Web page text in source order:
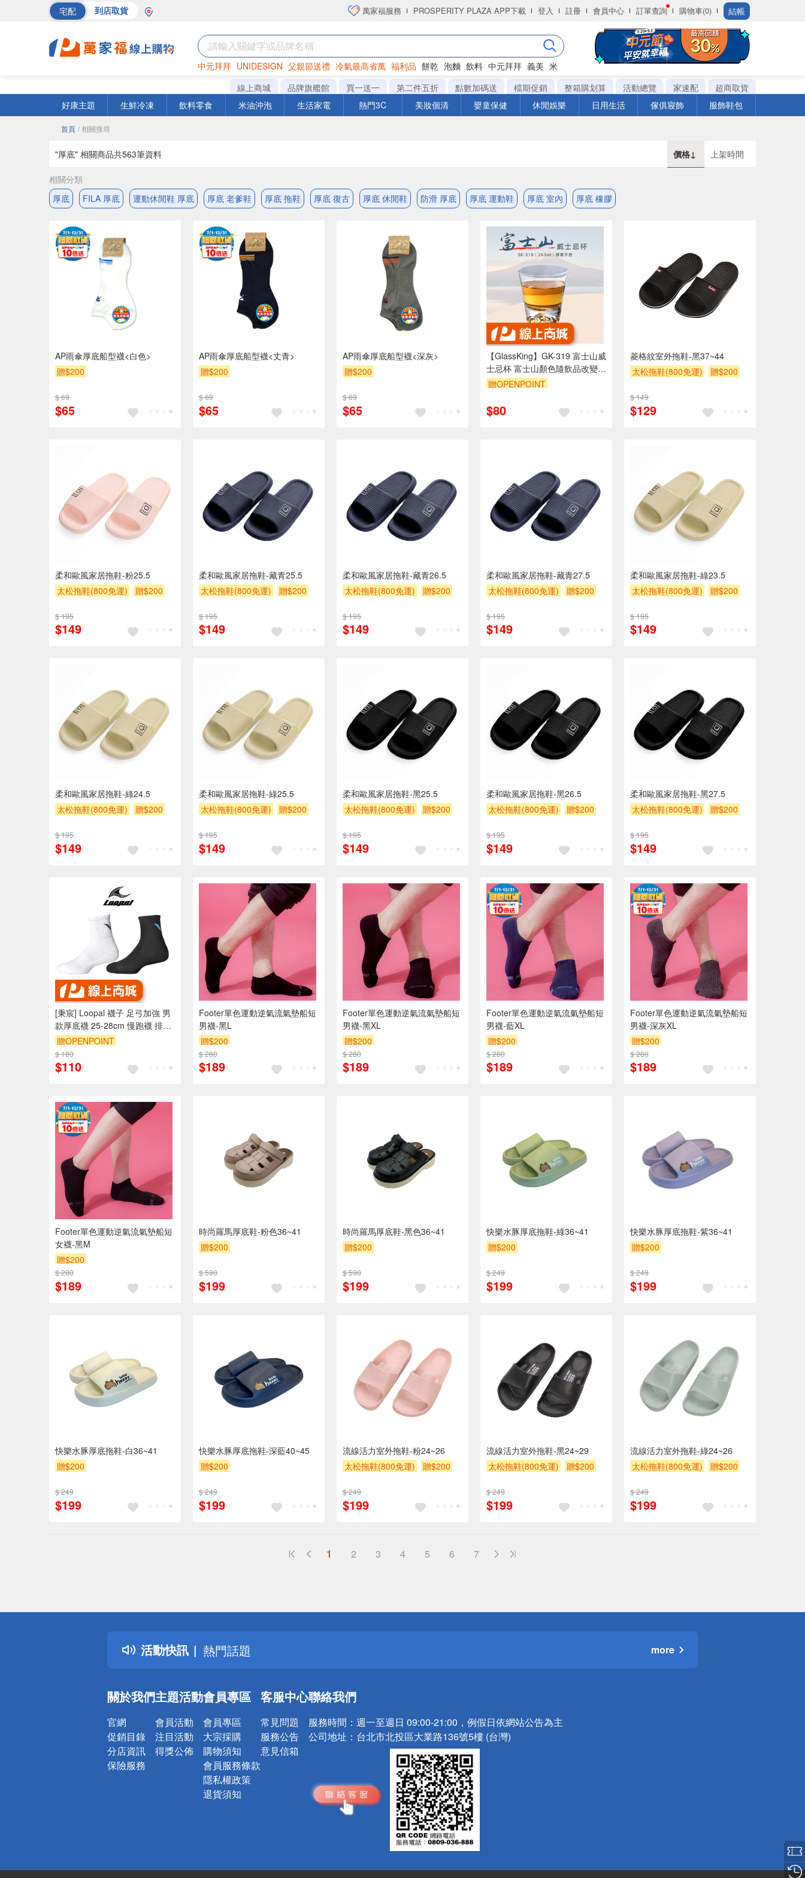
宅配 到店取貨 萬家福服務 PROSPERITY PLAZA APP下載 登入 註冊 會員中心 訂單查詢 購物車(0) 結帳
中元拜拜 UNIDESIGN 父親節送禮 冷氣最高省萬 福利品 餅乾 泡麵 飲料 中元拜拜 義美 米
罐頭 海苔 洋芋片
線上商城 品牌旗艦館 買一送一 第二件五折 點數加碼送 檔期促銷 整箱購划算 活動總覽 家速配
超商取貨
好康主題
生鮮冷凍 飲料零食 米油沖泡 生活家電 熱門3C 美妝個清 嬰童保健 休閒娛樂 日用生活 傢俱寢飾 服飾鞋包
首頁 / 相關搜尋
"厚底" 相關商品共563筆資料 價格↓ 上架時間
相關分類
厚底
FILA 厚底 運動休閒鞋 厚底 厚底 老爹鞋 厚底 拖鞋 厚底 復古 厚底 休閒鞋 防滑 厚底 厚底 運動鞋 厚底 室內 厚底 橡膠
AP雨傘厚底船型襪<白色>
贈$200
$ 69
$65
AP雨傘厚底船型襪<丈青>
贈$200
$ 69
$65
AP雨傘厚底船型襪<深灰>
贈$200
$ 69
$65
【GlassKing】GK-319 富士山威
士忌杯 富士山顏色隨飲品改變
觀山杯 咖啡杯 水杯 茶杯 酒杯
贈OPENPOINT
$80
菱格紋室外拖鞋-黑37~44
太松拖鞋(800免運)
贈$200
$ 149
$129
柔和歐風家居拖鞋-粉25.5
太松拖鞋(800免運)
贈$200
$ 195
$149
柔和歐風家居拖鞋-藏青25.5
太松拖鞋(800免運)
贈$200
$ 195
$149
柔和歐風家居拖鞋-藏青26.5
太松拖鞋(800免運)
贈$200
$ 195
$149
柔和歐風家居拖鞋-藏青27.5
太松拖鞋(800免運)
贈$200
$ 195
$149
柔和歐風家居拖鞋-綠23.5
太松拖鞋(800免運)
贈$200
$ 195
$149
柔和歐風家居拖鞋-綠24.5
太松拖鞋(800免運)
贈$200
$ 195
$149
柔和歐風家居拖鞋-綠25.5
太松拖鞋(800免運)
贈$200
$ 195
$149
柔和歐風家居拖鞋-黑25.5
太松拖鞋(800免運)
贈$200
$ 195
$149
柔和歐風家居拖鞋-黑26.5
太松拖鞋(800免運)
贈$200
$ 195
$149
柔和歐風家居拖鞋-黑27.5
太松拖鞋(800免運)
贈$200
$ 195
$149
[秉宸] Loopal 襪子 足弓加強 男
款厚底襪 25-28cm 慢跑襪 排羽
球襪 籃球襪 台灣製 精梳棉
贈OPENPOINT
$ 180
$110
Footer單色運動逆氣流氣墊船短
男襪-黑L
贈$200
$ 280
$189
Footer單色運動逆氣流氣墊船短
男襪-黑XL
贈$200
$ 280
$189
Footer單色運動逆氣流氣墊船短
男襪-藍XL
贈$200
$ 280
$189
Footer單色運動逆氣流氣墊船短
男襪-深灰XL
贈$200
$ 280
$189
Footer單色運動逆氣流氣墊船短
女襪-黑M
贈$200
$ 280
$189
時尚羅馬厚底鞋-粉色36~41
贈$200
$ 590
$199
時尚羅馬厚底鞋-黑色36~41
贈$200
$ 590
$199
快樂水豚厚底拖鞋-綠36~41
贈$200
$ 249
$199
快樂水豚厚底拖鞋-紫36~41
贈$200
$ 249
$199
快樂水豚厚底拖鞋-白36~41
贈$200
$ 249
$199
快樂水豚厚底拖鞋-深藍40~45
贈$200
$ 249
$199
流線活力室外拖鞋-粉24~26
太松拖鞋(800免運)
贈$200
$ 249
$199
流線活力室外拖鞋-黑24~29
太松拖鞋(800免運)
贈$200
$ 249
$199
流線活力室外拖鞋-綠24~26
太松拖鞋(800免運)
贈$200
$ 249
$199
1 2 3 4 5 6 7
活動快訊
詐騙網頁！請小心！
得獎公告
熱門話題
銀行優惠
詐騙網頁！請小心！
more
關於我們
官網
促銷目錄
分店資訊
保險服務
主題活動
會員活動
注目活動
得獎公佈
會員專區
會員專區
大宗採購
購物須知
會員服務條款
隱私權政策
退貨須知
客服中心
常見問題
服務公告
意見信箱
聯絡我們
服務時間： 週一至週日 09:00-21:00，例假日依網站公告為主
公司地址： 台北市北投區大業路136號5樓 (台灣)